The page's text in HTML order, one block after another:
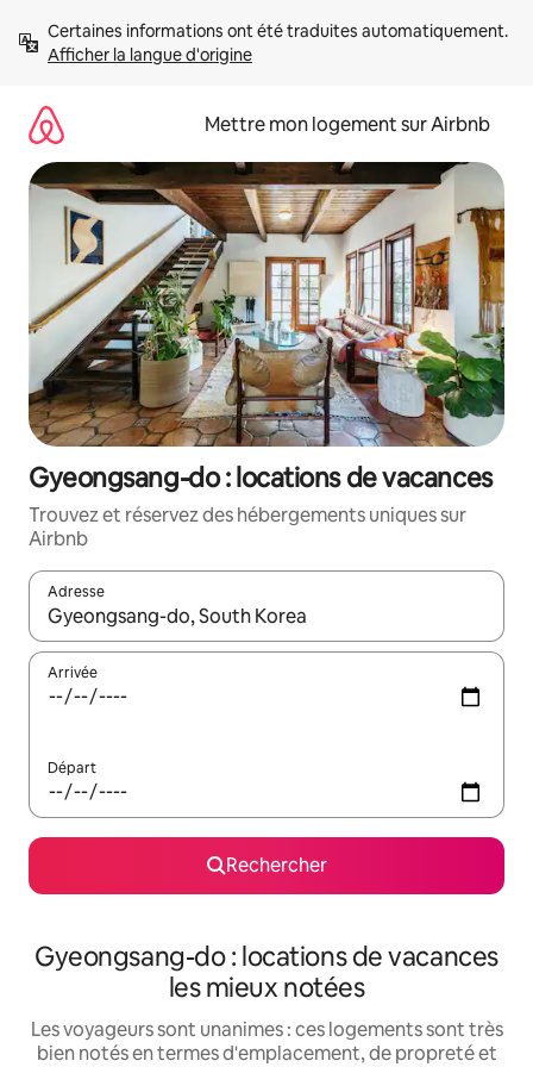
directement
Afficher la langue d'origine
Mettre mon logement sur Airbnb
Gyeongsang-do : locations de vacances
Trouvez et réservez des hébergements uniques sur
Airbnb
Adresse
Lorsque les résultats s'affichent, utilisez les flèches vers le
Arrivée
Départ
Rechercher
Gyeongsang-do : locations de vacances
les mieux notées
Les voyageurs sont unanimes : ces logements sont très
bien notés en termes d'emplacement, de propreté et